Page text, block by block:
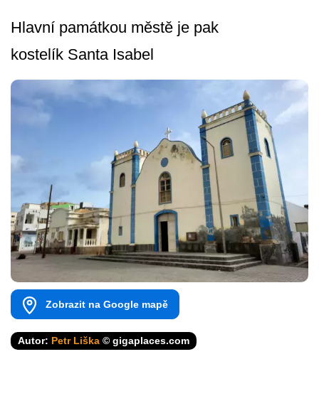
Hlavní památkou městě je pak
kostelík Santa Isabel
Zobrazit na Google mapě
Autor: Petr Liška © gigaplaces.com